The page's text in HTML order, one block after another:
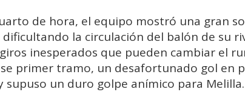
de hora, el equipo mostró una gran
la circulación del balón de su
inesperados que pueden cambiar el
primer tramo, un desafortunado gol en
supuso un duro golpe anímico para Melilla.